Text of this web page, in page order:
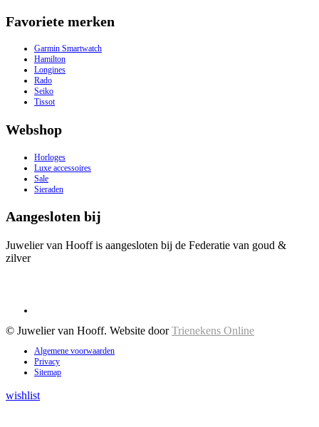
Favoriete merken
Garmin Smartwatch
Hamilton
Longines
Rado
Seiko
Tissot
Webshop
Horloges
Luxe accessoires
Sale
Sieraden
Aangesloten bij
Juwelier van Hooff is aangesloten bij de Federatie van goud &
zilver
© Juwelier van Hooff. Website doorTrienekens Online
Algemene voorwaarden
Privacy
Sitemap
wishlist